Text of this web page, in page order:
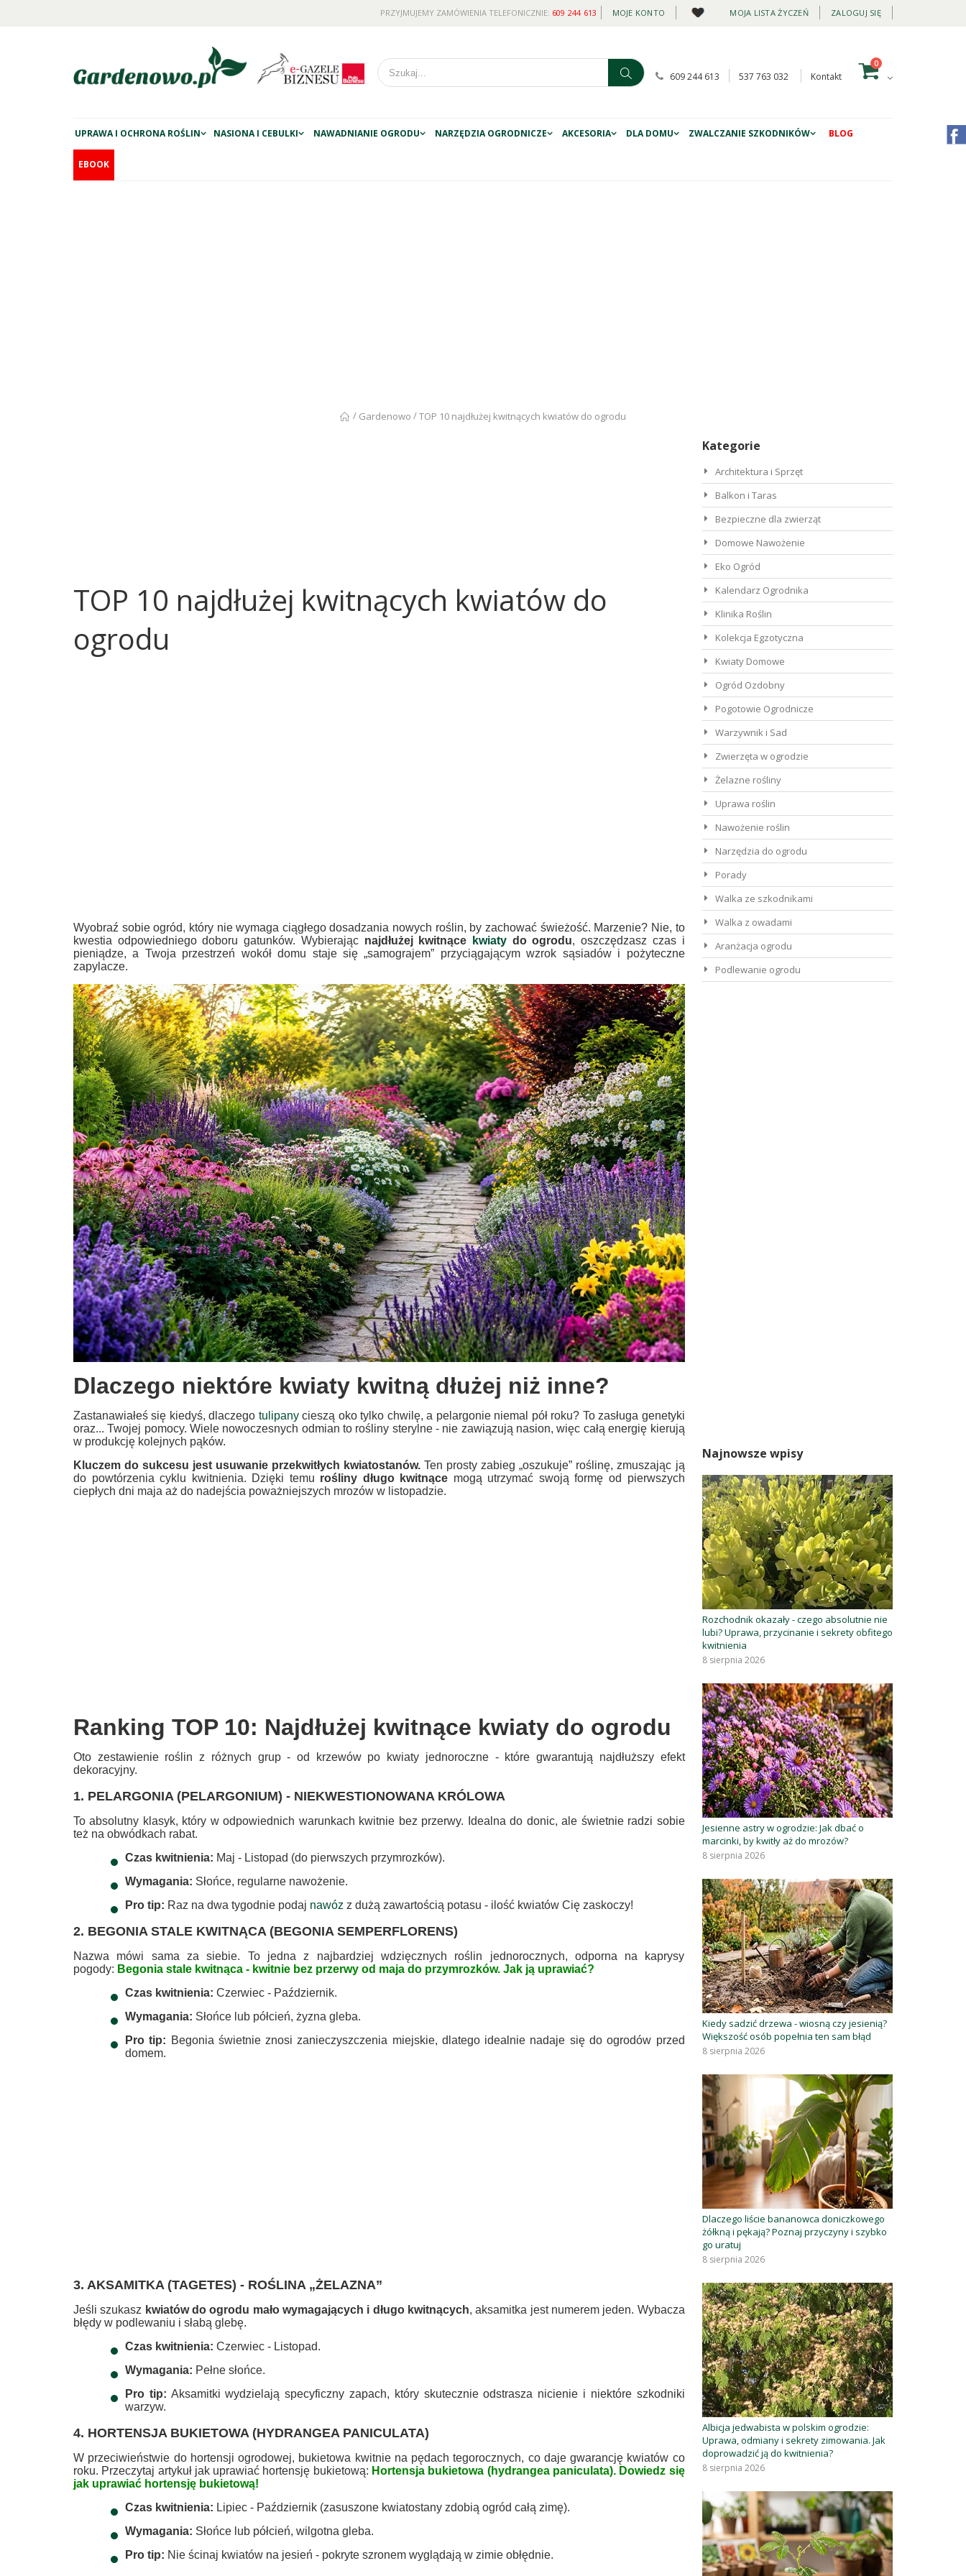
MOJE KONTO MOJA LISTA ŻYCZEŃ ZALOGUJ SIĘ
PRZYJMUJEMY ZAMÓWIENIA TELEFONICZNIE: 609 244 613
609 244 613 537 763 032 Kontakt
0
UPRAWA I OCHRONA ROŚLIN NASIONA I CEBULKI NAWADNIANIE OGRODU NARZĘDZIA OGRODNICZE AKCESORIA DLA DOMU ZWALCZANIE SZKODNIKÓW BLOG
EBOOK
/ Gardenowo /TOP 10 najdłużej kwitnących kwiatów do ogrodu
TOP 10 najdłużej kwitnących kwiatów do
ogrodu
Wyobraź sobie ogród, który nie wymaga ciągłego dosadzania nowych roślin, by zachować świeżość. Marzenie? Nie, to
kwestia odpowiedniego doboru gatunków. Wybierając najdłużej kwitnące kwiatydo ogrodu, oszczędzasz czas i
pieniądze, a Twoja przestrzeń wokół domu staje się „samograjem” przyciągającym wzrok sąsiadów i pożyteczne
zapylacze.
Dlaczego niektóre kwiaty kwitną dłużej niż inne?
Zastanawiałeś się kiedyś, dlaczego tulipanycieszą oko tylko chwilę, a pelargonie niemal pół roku? To zasługa genetyki
oraz... Twojej pomocy. Wiele nowoczesnych odmian to rośliny sterylne - nie zawiązują nasion, więc całą energię kierują
w produkcję kolejnych pąków.
Kluczem do sukcesu jest usuwanie przekwitłych kwiatostanów. Ten prosty zabieg „oszukuje” roślinę, zmuszając ją
do powtórzenia cyklu kwitnienia. Dzięki temu rośliny długo kwitnące mogą utrzymać swoją formę od pierwszych
ciepłych dni maja aż do nadejścia poważniejszych mrozów w listopadzie.
Ranking TOP 10: Najdłużej kwitnące kwiaty do ogrodu
Oto zestawienie roślin z różnych grup - od krzewów po kwiaty jednoroczne - które gwarantują najdłuższy efekt
dekoracyjny.
1. PELARGONIA (PELARGONIUM) - NIEKWESTIONOWANA KRÓLOWA
To absolutny klasyk, który w odpowiednich warunkach kwitnie bez przerwy. Idealna do donic, ale świetnie radzi sobie
też na obwódkach rabat.
Czas kwitnienia: Maj - Listopad (do pierwszych przymrozków).
Wymagania: Słońce, regularne nawożenie.
Pro tip: Raz na dwa tygodnie podaj nawóz z dużą zawartością potasu - ilość kwiatów Cię zaskoczy!
2. BEGONIA STALE KWITNĄCA (BEGONIA SEMPERFLORENS)
Nazwa mówi sama za siebie. To jedna z najbardziej wdzięcznych roślin jednorocznych, odporna na kaprysy
pogody: Begonia stale kwitnąca - kwitnie bez przerwy od maja do przymrozków. Jak ją uprawiać?
Czas kwitnienia: Czerwiec - Październik.
Wymagania: Słońce lub półcień, żyzna gleba.
Pro tip: Begonia świetnie znosi zanieczyszczenia miejskie, dlatego idealnie nadaje się do ogrodów przed
domem.
3. AKSAMITKA (TAGETES) - ROŚLINA „ŻELAZNA”
Jeśli szukasz kwiatów do ogrodu mało wymagających i długo kwitnących, aksamitka jest numerem jeden. Wybacza
błędy w podlewaniu i słabą glebę.
Czas kwitnienia: Czerwiec - Listopad.
Wymagania: Pełne słońce.
Pro tip: Aksamitki wydzielają specyficzny zapach, który skutecznie odstrasza nicienie i niektóre szkodniki
warzyw.
4. HORTENSJA BUKIETOWA (HYDRANGEA PANICULATA)
W przeciwieństwie do hortensji ogrodowej, bukietowa kwitnie na pędach tegorocznych, co daje gwarancję kwiatów co
roku. Przeczytaj artykuł jak uprawiać hortensję bukietową: Hortensja bukietowa (hydrangea paniculata). Dowiedz się
jak uprawiać hortensję bukietową!
Czas kwitnienia: Lipiec - Październik (zasuszone kwiatostany zdobią ogród całą zimę).
Wymagania: Słońce lub półcień, wilgotna gleba.
Pro tip: Nie ścinaj kwiatów na jesień - pokryte szronem wyglądają w zimie obłędnie.
Kategorie
Architektura i Sprzęt
Balkon i Taras
Bezpieczne dla zwierząt
Domowe Nawożenie
Eko Ogród
Kalendarz Ogrodnika
Klinika Roślin
Kolekcja Egzotyczna
Kwiaty Domowe
Ogród Ozdobny
Pogotowie Ogrodnicze
Warzywnik i Sad
Zwierzęta w ogrodzie
Żelazne rośliny
Uprawa roślin
Nawożenie roślin
Narzędzia do ogrodu
Porady
Walka ze szkodnikami
Walka z owadami
Aranżacja ogrodu
Podlewanie ogrodu
Najnowsze wpisy
Rozchodnik okazały - czego absolutnie nie
lubi? Uprawa, przycinanie i sekrety obfitego
kwitnienia
8 sierpnia 2026
Jesienne astry w ogrodzie: Jak dbać o
marcinki, by kwitły aż do mrozów?
8 sierpnia 2026
Kiedy sadzić drzewa - wiosną czy jesienią?
Większość osób popełnia ten sam błąd
8 sierpnia 2026
Dlaczego liście bananowca doniczkowego
żółkną i pękają? Poznaj przyczyny i szybko
go uratuj
8 sierpnia 2026
Albicja jedwabista w polskim ogrodzie:
Uprawa, odmiany i sekrety zimowania. Jak
doprowadzić ją do kwitnienia?
8 sierpnia 2026